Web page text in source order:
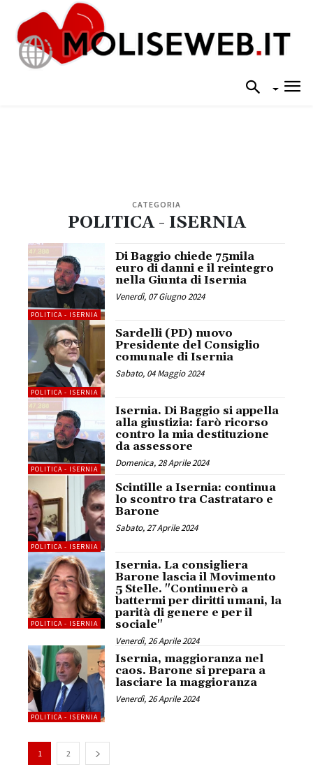
CATEGORIA
POLITICA - ISERNIA
POLITICA - ISERNIA
Di Baggio chiede 75mila
euro di danni e il reintegro
nella Giunta di Isernia
Venerdì, 07 Giugno 2024
POLITICA - ISERNIA
Sardelli (PD) nuovo
Presidente del Consiglio
comunale di Isernia
Sabato, 04 Maggio 2024
POLITICA - ISERNIA
Isernia. Di Baggio si appella
alla giustizia: farò ricorso
contro la mia destituzione
da assessore
Domenica, 28 Aprile 2024
POLITICA - ISERNIA
Scintille a Isernia: continua
lo scontro tra Castrataro e
Barone
Sabato, 27 Aprile 2024
POLITICA - ISERNIA
Isernia. La consigliera
Barone lascia il Movimento
5 Stelle. "Continuerò a
battermi per diritti umani, la
parità di genere e per il
sociale"
Venerdì, 26 Aprile 2024
POLITICA - ISERNIA
Isernia, maggioranza nel
caos. Barone si prepara a
lasciare la maggioranza
Venerdì, 26 Aprile 2024
1 2